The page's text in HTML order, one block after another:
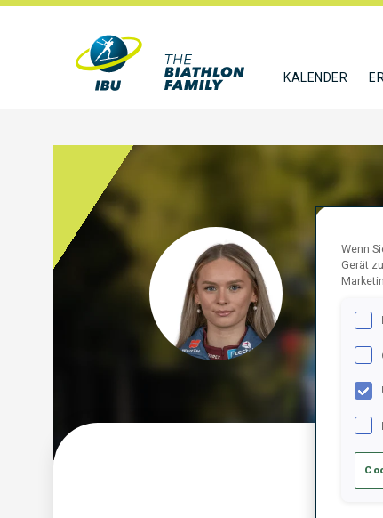
KALENDER
Wenn
Gerät